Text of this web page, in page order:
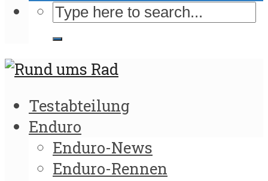
Testabteilung
Enduro
Enduro-News
Enduro-Rennen